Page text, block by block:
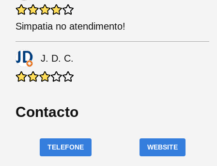
Simpatia no atendimento!
J. D. C.
Contacto
TELEFONE WEBSITE